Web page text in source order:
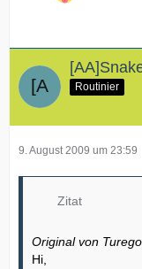
Routinier
9. August 2009 um 23:59
Zitat
Original von
Hi,